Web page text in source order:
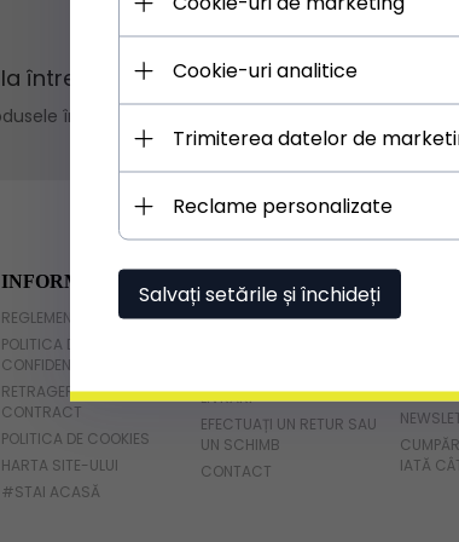
INFORMAȚII
REGLEMENTĂRI
POLITICA DE
CONFIDENȚIALITATE
RETRAGEREA DIN
CONTRACT
POLITICA DE COOKIES
HARTA SITE-ULUI
#STAI ACASĂ
CLIENȚI
LIVRĂRI
EFECTUAȚI UN RETUR SAU
UN SCHIMB
CONTACT
ZONA
IATĂ
Cookie-uri analitice
Trimiterea datelor de
Reclame personalizate
Salvați setările și închideți